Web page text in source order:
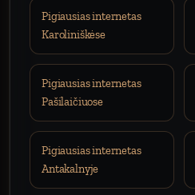
Pigiausias internetas
Karoliniškėse
Pigiausias internetas
Pašilaičiuose
Pigiausias internetas
Antakalnyje